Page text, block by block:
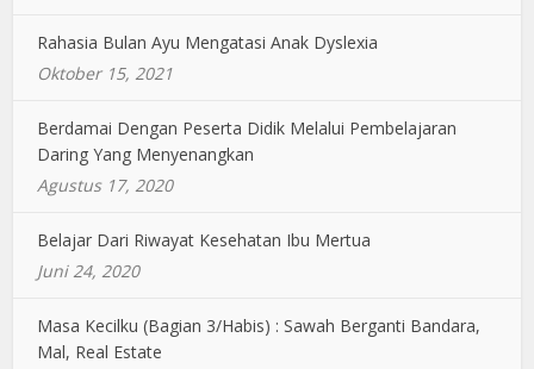
Rahasia Bulan Ayu Mengatasi Anak Dyslexia
Oktober 15, 2021
Berdamai Dengan Peserta Didik Melalui Pembelajaran
Daring Yang Menyenangkan
Agustus 17, 2020
Belajar Dari Riwayat Kesehatan Ibu Mertua
Juni 24, 2020
Masa Kecilku (Bagian 3/Habis) : Sawah Berganti Bandara,
Mal, Real Estate